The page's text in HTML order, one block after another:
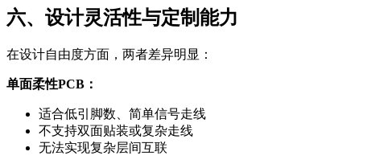
六、设计灵活性与定制能力
在设计自由度方面，两者差异明显：
单面柔性PCB：
适合低引脚数、简单信号走线
不支持双面贴装或复杂走线
无法实现复杂层间互联